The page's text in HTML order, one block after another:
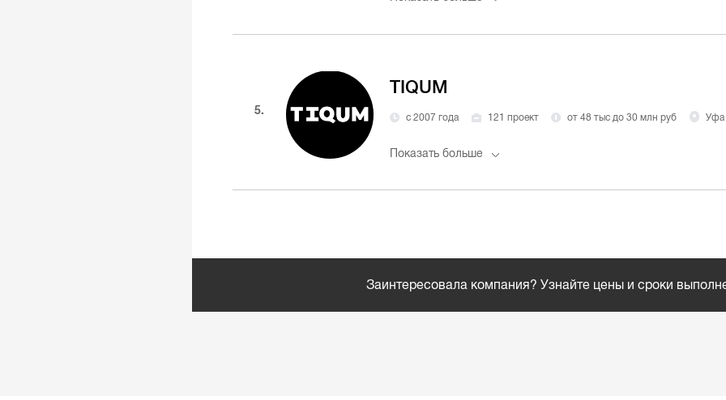
5.
TIQUM
с 2007 года 121 проект от 48 тыс до 30 млн руб Уфа
Показать больше
Заинтересовала компания? Узнайте цены и сроки